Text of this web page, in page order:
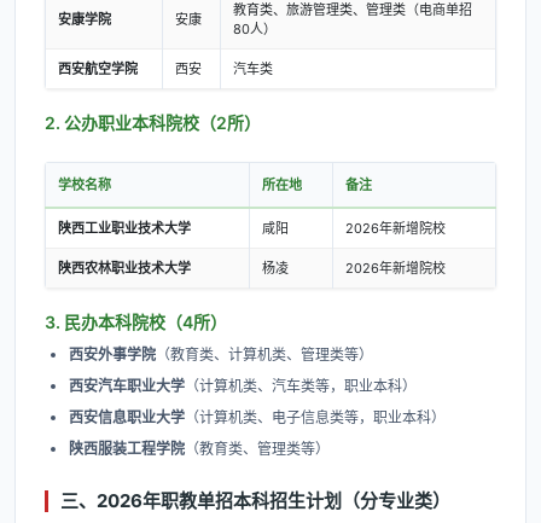
安康学院 安康
教育类、旅游管理类、管理类（电商单招
80人）
西安航空学院 西安 汽车类
2. 公办职业本科院校（2所）
学校名称 所在地 备注
陕西工业职业技术大学 咸阳 2026年新增院校
陕西农林职业技术大学 杨凌 2026年新增院校
3. 民办本科院校（4所）
西安外事学院 （教育类、计算机类、管理类等）
西安汽车职业大学 （计算机类、汽车类等，职业本科）
西安信息职业大学 （计算机类、电子信息类等，职业本科）
陕西服装工程学院 （教育类、管理类等）
三、2026年职教单招本科招生计划（分专业类）